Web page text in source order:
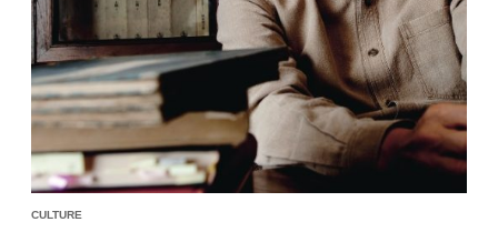
CULTURE